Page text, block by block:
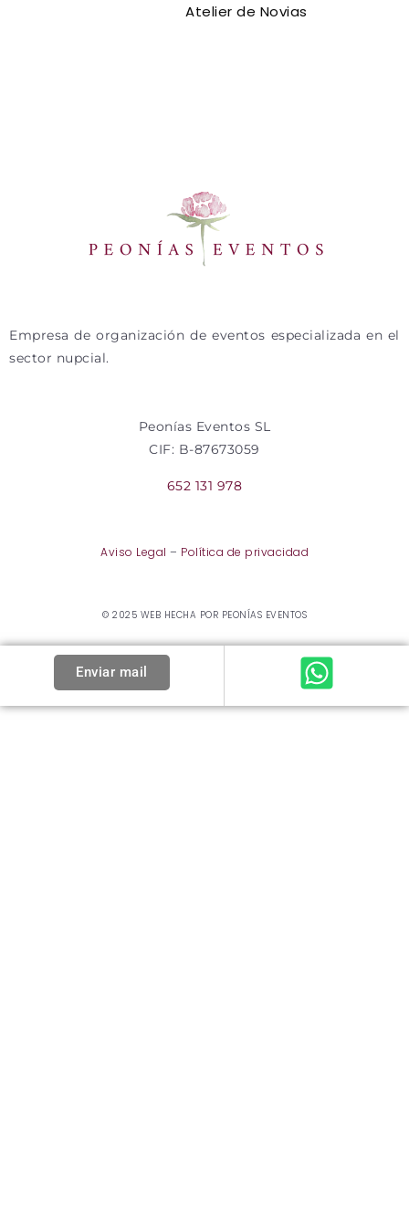
Atelier de Novias
Empresa de organización de eventos especializada en el
sector nupcial.
Peonías Eventos SL
CIF: B-87673059
652 131 978
Aviso Legal – Política de privacidad
© 2025 WEB HECHA POR PEONÍAS EVENTOS
Enviar mail